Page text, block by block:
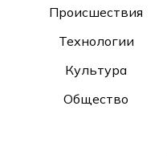
Происшествия
Технологии
Культура
Общество